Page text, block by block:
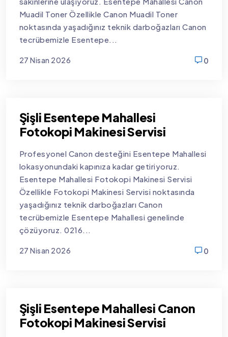
Muadil Toner Özellikle Canon Muadil Toner
noktasında yaşadığınız teknik darboğazları Canon
tecrübemizle Esentepe...
27 Nisan 2026
0
Şişli Esentepe Mahallesi
Fotokopi Makinesi Servisi
Profesyonel Canon desteğini Esentepe Mahallesi
lokasyonundaki kapınıza kadar getiriyoruz.
Esentepe Mahallesi Fotokopi Makinesi Servisi
Özellikle Fotokopi Makinesi Servisi noktasında
yaşadığınız teknik darboğazları Canon
tecrübemizle Esentepe Mahallesi genelinde
çözüyoruz. 0216...
27 Nisan 2026
0
Şişli Esentepe Mahallesi Canon
Fotokopi Makinesi Servisi